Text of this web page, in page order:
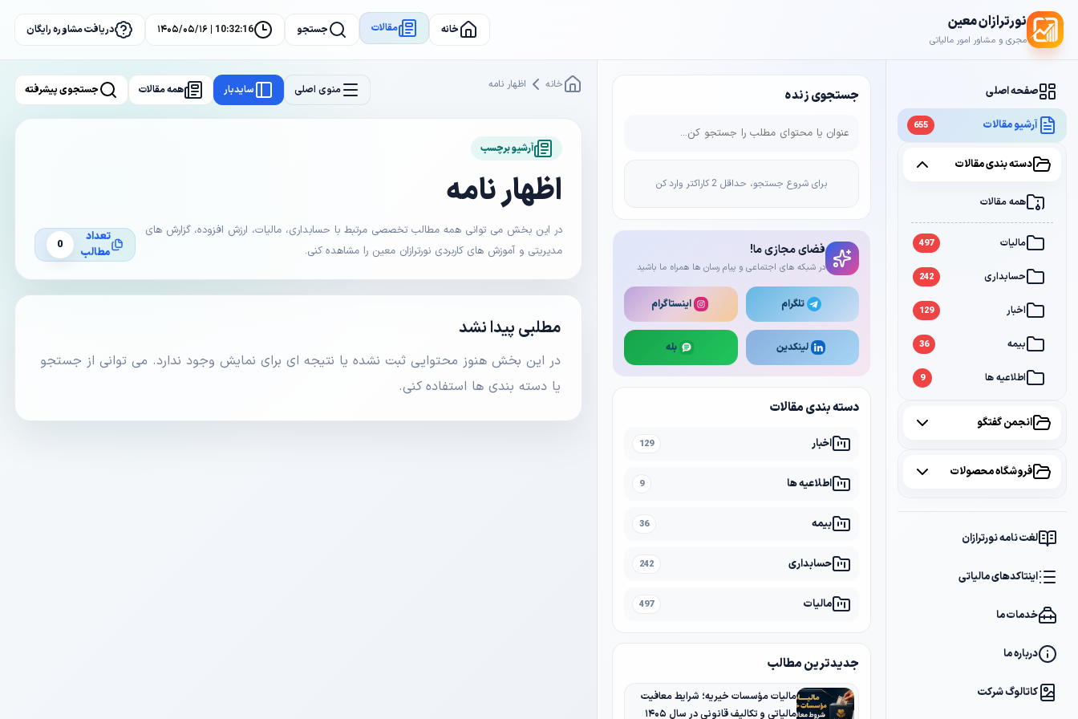
نورترازان معین
مجری و مشاور امور مالیاتی
خانه مقالات جستجو 10:32:16 | ۱۴۰۵/۰۵/۱۶ دریافت مشاوره رایگان
صفحه اصلی
آرشیو مقالات 655
دسته بندی مقالات
همه مقالات
مالیات 497
حسابداری 242
اخبار 129
بیمه 36
اطلاعیه ها 9
انجمن گفتگو
سامانه مودیان
بانک
فروشگاه محصولات
پکیج DVD آموزشی
کتاب ها
فایل های دانلودی
لغت نامه نورترازان
اینتاکدهای مالیاتی
خدمات ما
درباره ما
کاتالوگ شرکت
جستجوی زنده
برای شروع جستجو، حداقل 2 کاراکتر وارد کن
فضای مجازی ما!
در شبکه های اجتماعی و پیام رسان ها همراه ما باشید
تلگرام اینستاگرام
لینکدین بله
دسته بندی مقالات
اخبار 129
اطلاعیه ها 9
بیمه 36
حسابداری 242
مالیات 497
جدیدترین مطالب
مالیات مؤسسات خیریه؛ شرایط معافیت
مالیاتی و تکالیف قانونی در سال ۱۴۰۵
خانه اظهار نامه منوی اصلی سایدبار همه مقالات جستجوی پیشرفته
آرشیو برچسب
اظهار نامه
در این بخش می توانی همه مطالب تخصصی مرتبط با حسابداری، مالیات، ارزش افزوده، گزارش های
مدیریتی و آموزش های کاربردی نورترازان معین را مشاهده کنی.
تعداد
مطالب
0
مطلبی پیدا نشد
در این بخش هنوز محتوایی ثبت نشده یا نتیجه ای برای نمایش وجود ندارد. می توانی از جستجو
یا دسته بندی ها استفاده کنی.